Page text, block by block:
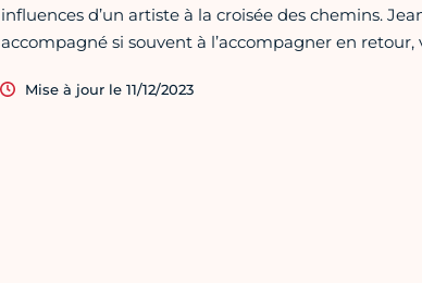
influences d’un artiste à la croisée des chemins.
accompagné si souvent à l’accompagner en
Mise à jour le 11/12/2023